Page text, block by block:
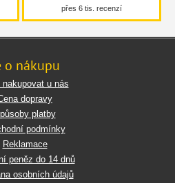
přes 6 tis. recenzí
o nákupu
nakupovat u nás
dopravy
platby
podmínky
Reklamace
peněz do 14 dnů
osobních údajů